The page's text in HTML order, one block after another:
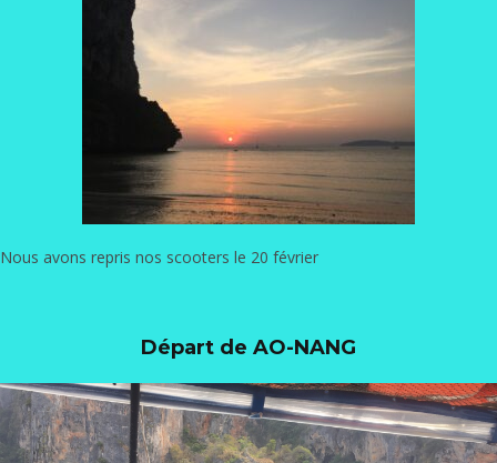
Nous avons repris nos scooters le 20 février
Départ de AO-NANG